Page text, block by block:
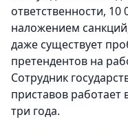
ответственности, 10
наложением
даже существует
претендентов на
Сотрудник
приставов работает
три года.